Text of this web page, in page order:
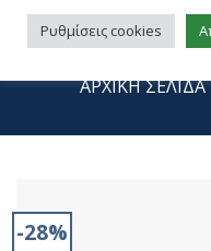
Mayoral
ΑΡΧΙΚΉ ΣΕΛΊΔΑ
-28%
Ρυθμίσεις cookies